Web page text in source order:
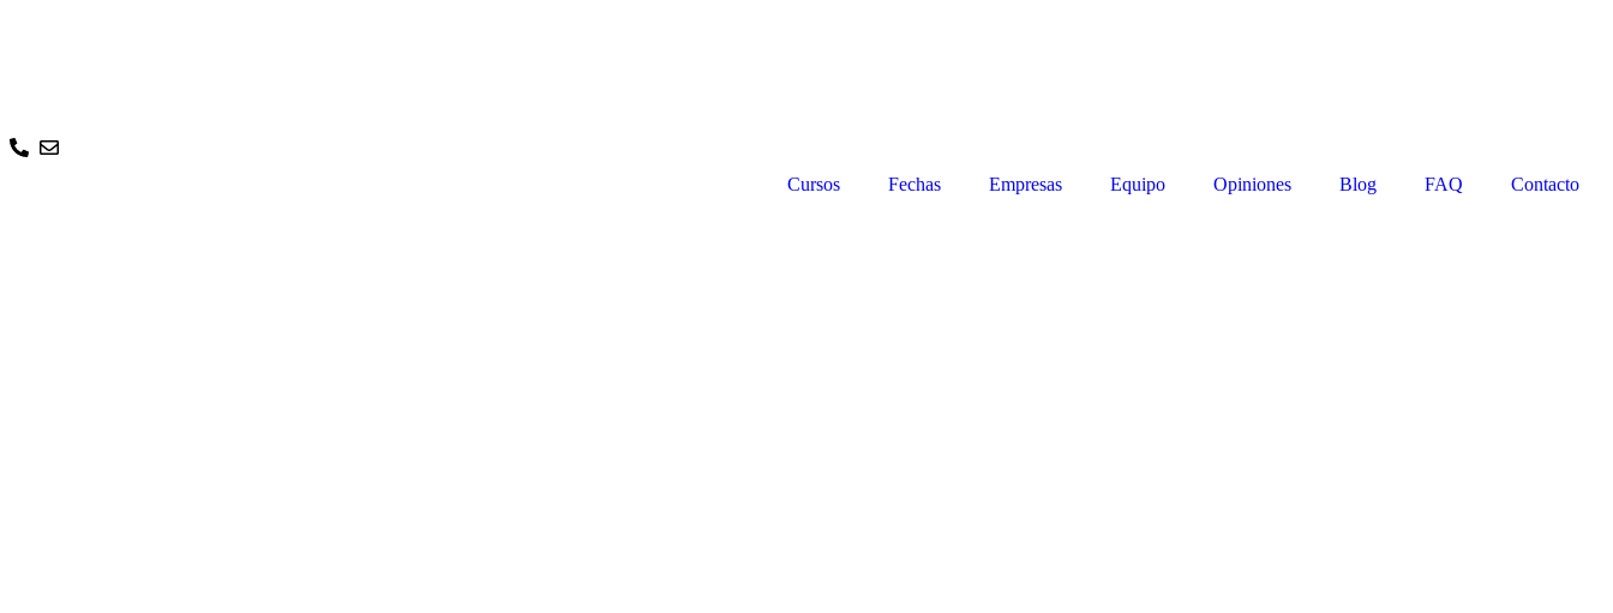
Cursos Fechas Empresas Equipo Opiniones Blog FAQ Contacto